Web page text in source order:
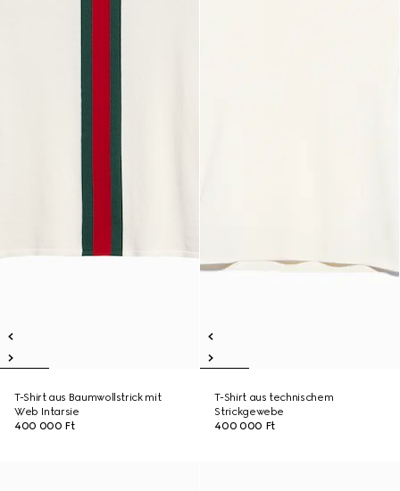
T-Shirt aus Baumwollstrick mit
Web Intarsie
400 000 Ft
T-Shirt aus technischem
Strickgewebe
400 000 Ft